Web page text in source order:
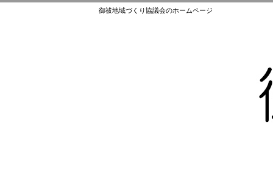
御祓地域づくり協議会のホームページ